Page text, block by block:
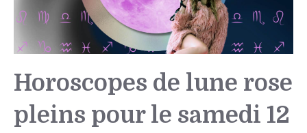
Horoscopes de lune rose
pleins pour le samedi 12